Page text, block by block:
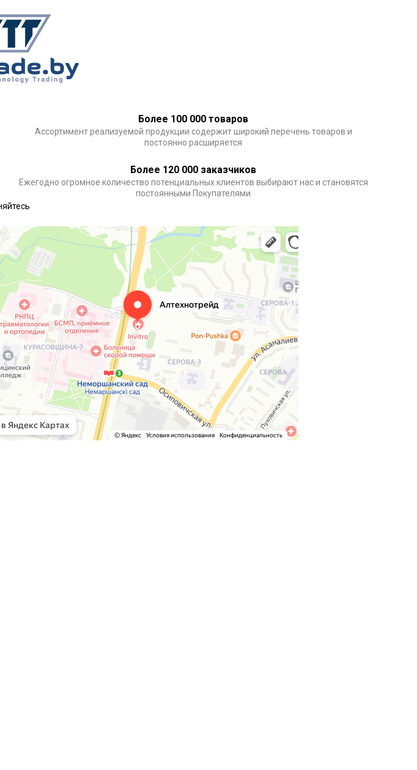
Более 100 000 товаров
Ассортимент реализуемой продукции содержит широкий перечень товаров и
постоянно расширяется
Более 120 000 заказчиков
Ежегодно огромное количество потенциальных клиентов выбирают нас и становятся
постоянными Покупателями
продукция в Минске
в Минске